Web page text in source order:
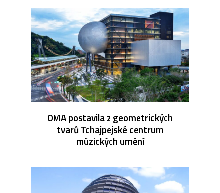
OMA postavila z geometrických
tvarů Tchajpejské centrum
múzických umění